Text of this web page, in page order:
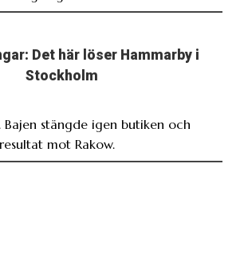
Det här löser Hammarby i
Stockholm
Bajen stängde igen butiken och
mot Rakow.